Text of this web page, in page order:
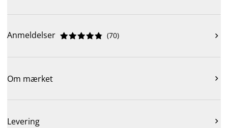
Anmeldelser 




 (70) 
Om mærket 
Levering 